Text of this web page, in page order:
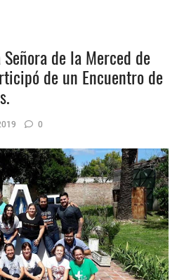
de la Merced de
de un Encuentro de
0